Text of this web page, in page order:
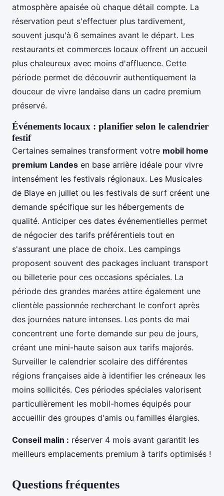
atmosphère apaisée où chaque détail compte. La
réservation peut s'effectuer plus tardivement,
souvent jusqu'à 6 semaines avant le départ. Les
restaurants et commerces locaux offrent un accueil
plus chaleureux avec moins d'affluence. Cette
période permet de découvrir authentiquement la
douceur de vivre landaise dans un cadre premium
préservé.
Événements locaux : planifier selon le calendrier
festif
Certaines semaines transforment votre mobil home
premium Landes en base arrière idéale pour vivre
intensément les festivals régionaux. Les Musicales
de Blaye en juillet ou les festivals de surf créent une
demande spécifique sur les hébergements de
qualité. Anticiper ces dates événementielles permet
de négocier des tarifs préférentiels tout en
s'assurant une place de choix. Les campings
proposent souvent des packages incluant transport
ou billeterie pour ces occasions spéciales. La
période des grandes marées attire également une
clientèle passionnée recherchant le confort après
des journées nature intenses. Les ponts de mai
concentrent une forte demande sur peu de jours,
créant une mini-haute saison aux tarifs majorés.
Surveiller le calendrier scolaire des différentes
régions françaises aide à identifier les créneaux les
moins sollicités. Ces périodes spéciales valorisent
particulièrement les mobil-homes équipés pour
accueillir des groupes d'amis ou familles élargies.
Conseil malin : réserver 4 mois avant garantit les
meilleurs emplacements premium à tarifs optimisés !
Questions fréquentes